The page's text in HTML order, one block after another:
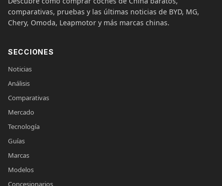
comparativas, pruebas y las últimas noticias de BYD, MG,
Chery, Omoda, Leapmotor y más marcas chinas.
SECCIONES
Noticias
Análisis
Comparativas
Mercado
Tecnología
Guías
Marcas
Modelos
Concesionarios